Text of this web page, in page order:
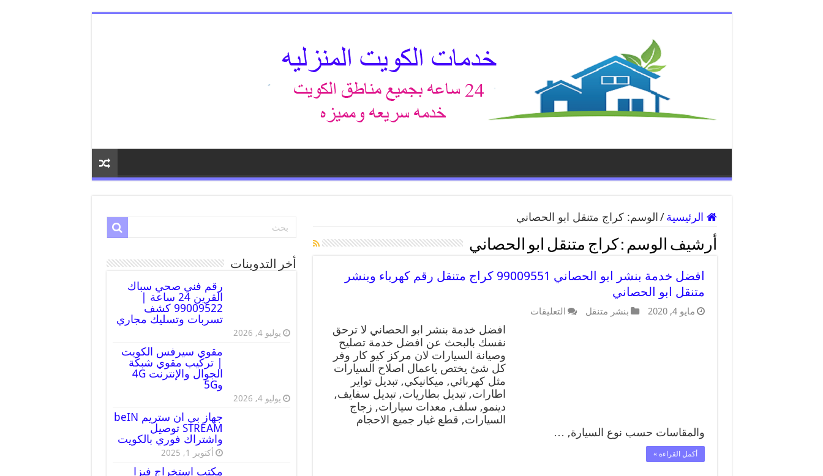
الرئيسية / الوسم:كراج متنقل ابو الحصاني
أرشيف الوسم : كراج متنقل ابو الحصاني
افضل خدمة بنشر ابو الحصاني 99009551 كراج متنقل رقم كهرباء وبنشر
متنقل ابو الحصاني
مايو 4, 2020 بنشر متنقل التعليقات
افضل خدمة بنشر ابو الحصاني لا ترحق
نفسك بالبحث عن افضل خدمة تصليح
وصيانة السيارات لان مركز كيو كار وفر
كل شئ يختص ياعمال اصلاح السيارات
مثل كهربائي, ميكانيكي, تبديل تواير
اطارات, تبديل بطاريات, تبديل سفايف,
دينمو, سلف, معدات سيارات, زجاج
السيارات, قطع غيار جميع الاحجام
والمقاسات حسب نوع السيارة, …
أكمل القراءة »
أخر التدوينات
رقم فني صحي سباك
القرين 24 ساعة |
99009522 كشف
تسربات وتسليك مجاري
يوليو 4, 2026
مقوي سيرفس الكويت
| تركيب مقوي شبكة
الجوال والإنترنت 4G
و5G
يوليو 4, 2026
جهاز بي ان ستريم beIN
STREAM توصيل
واشتراك فوري بالكويت
أكتوبر 1, 2025
مكتب استخراج فيزا